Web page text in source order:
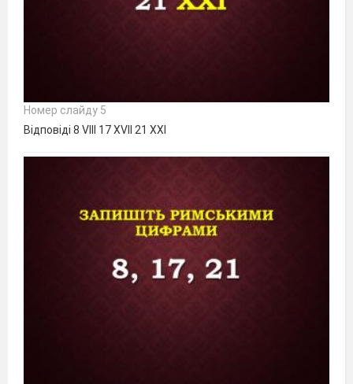
Номер слайду 5
Відповіді 8 VIII 17 XVII 21 XXI